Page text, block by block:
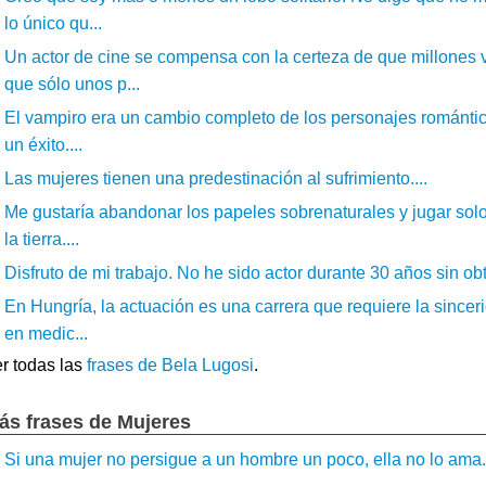
lo único qu...
Un actor de cine se compensa con la certeza de que
que sólo unos p...
El vampiro era un cambio completo de los personajes
un éxito....
Las mujeres tienen una predestinación al sufrimiento....
Me gustaría abandonar los papeles sobrenaturales y jugar
la tierra....
Disfruto de mi trabajo. No he sido actor durante 30 años sin
En Hungría, la actuación es una carrera que requiere la
en medic...
todas las frases de Bela Lugosi.
frases de Mujeres
Si una mujer no persigue a un hombre un poco, ella no lo